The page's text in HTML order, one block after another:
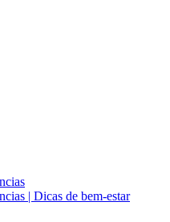
| Dicas de bem-estar